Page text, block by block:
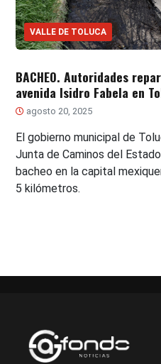
VALLE DE TOLUCA
BACHEO. Autoridades
avenida Isidro Fabela en
agosto 20, 2025
El gobierno municipal de
Junta de Caminos del
bacheo en la capital
5 kilómetros.